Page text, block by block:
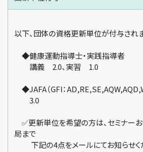
以下、団体の資格更新単位が付与されま
◆健康運動指導士・実践指導者
講義 2.0、実習 1.0
◆JAFA（GFI：
3.0
✅更新単位を希望の方は、セミナー
局まで
下記の4点をメールにてお知らせく